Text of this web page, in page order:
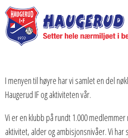
I menyen til høyre har vi samlet en del
Haugerud IF og aktiviteten vår.
Vi er en klubb på rundt 1.000
aktivitet, alder og ambisjonsnivåer. Vi